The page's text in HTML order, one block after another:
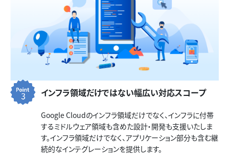
インフラ領域だけではない幅広い対応スコープ
Google Cloudのインフラ領域だけでなく、インフラに付帯
するミドルウェア領域も含めた設計・開発も支援いたしま
す。インフラ領域だけでなく、アプリケーション部分も含む継
続的なインテグレーションを提供します。